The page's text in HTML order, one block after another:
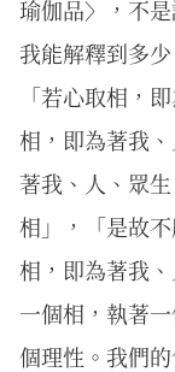
瑜伽品〉，不
我能解釋到多
「若心取相，
相，即為著我
著我、人、眾
相」，「是故
相，即為著我
一個相，執著
個理性。我們